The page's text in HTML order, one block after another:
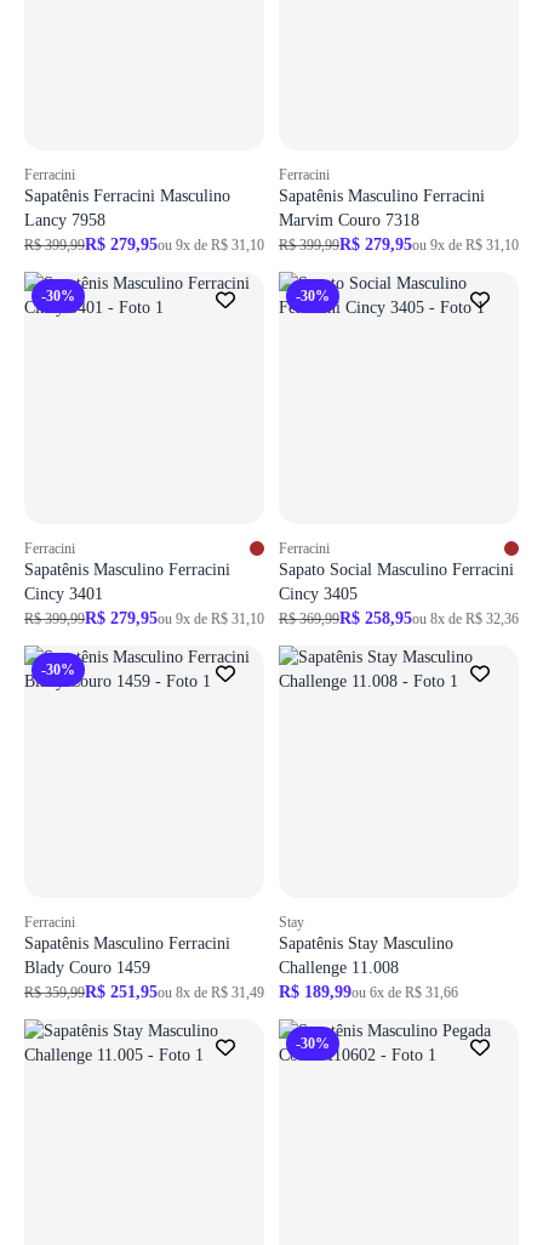
Ferracini
Sapatênis Ferracini Masculino
Lancy 7958
R$ 399,99R$ 279,95ou 9x de R$ 31,10
Ferracini
Sapatênis Masculino Ferracini
Marvim Couro 7318
R$ 399,99R$ 279,95ou 9x de R$ 31,10
-30%
Ferracini
Sapatênis Masculino Ferracini
Cincy 3401
R$ 399,99R$ 279,95ou 9x de R$ 31,10
-30%
Ferracini
Sapato Social Masculino Ferracini
Cincy 3405
R$ 369,99R$ 258,95ou 8x de R$ 32,36
-30%
Ferracini
Sapatênis Masculino Ferracini
Blady Couro 1459
R$ 359,99R$ 251,95ou 8x de R$ 31,49
Stay
Sapatênis Stay Masculino
Challenge 11.008
R$ 189,99ou 6x de R$ 31,66
-30%